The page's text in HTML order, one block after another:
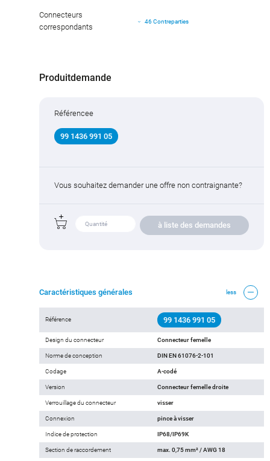
Connecteurs
correspondants
46 Contreparties
Produitdemande
Référencee
99 1436 991 05
Vous souhaitez demander une offre non contraignante?
à liste des demandes
Caractéristiques générales less
Référence 99 1436 991 05
Design du connecteur Connecteur femelle
Norme de conception DIN EN 61076-2-101
Codage A-codé
Version Connecteur femelle droite
Verrouillage du connecteur visser
Connexion pince à visser
Indice de protection IP68/IP69K
Section de raccordement max. 0,75 mm² / AWG 18